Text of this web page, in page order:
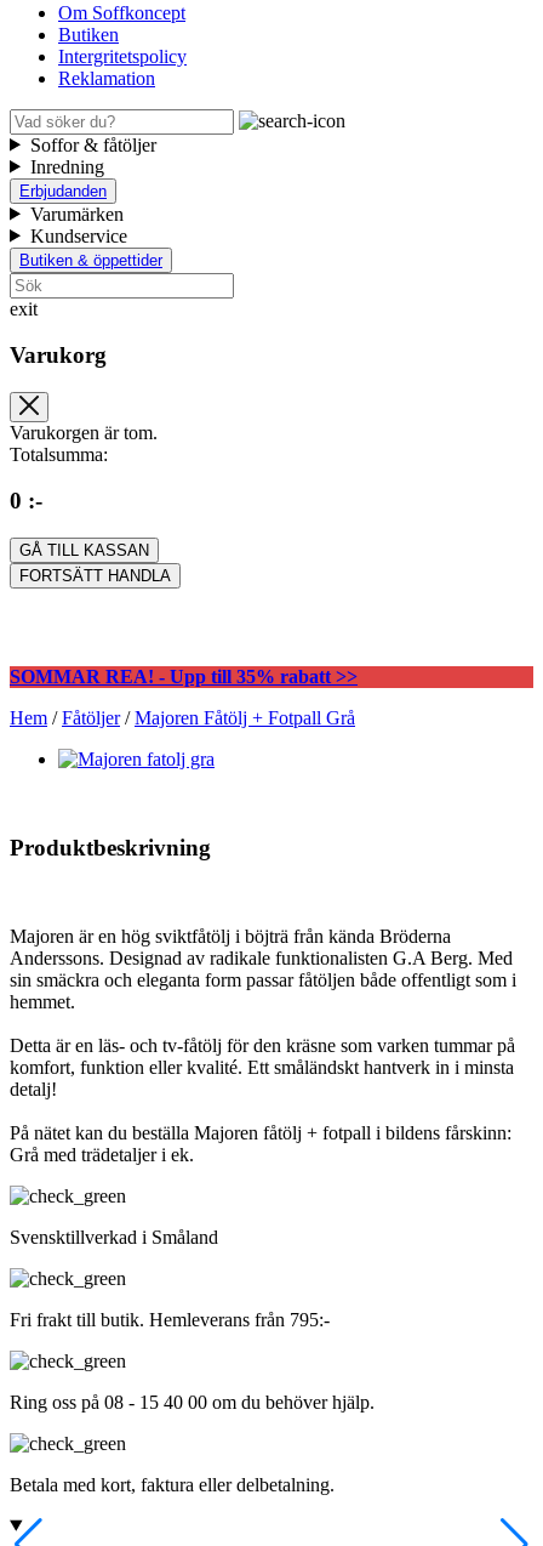
Om Soffkoncept
Butiken
Intergritetspolicy
Reklamation
Soffor & fåtöljer
Inredning
Erbjudanden
Varumärken
Kundservice
Butiken & öppettider
exit
Varukorg
Varukorgen är tom.
Totalsumma:
0 :-
GÅ TILL KASSAN
FORTSÄTT HANDLA
SOMMAR REA! - Upp till 35% rabatt >>
Hem / Fåtöljer / Majoren Fåtölj + Fotpall Grå
Produktbeskrivning
Majoren är en hög sviktfåtölj i böjträ från kända Bröderna
Anderssons. Designad av radikale funktionalisten G.A Berg. Med
sin smäckra och eleganta form passar fåtöljen både offentligt som i
hemmet.
Detta är en läs- och tv-fåtölj för den kräsne som varken tummar på
komfort, funktion eller kvalité. Ett småländskt hantverk in i minsta
detalj!
På nätet kan du beställa Majoren fåtölj + fotpall i bildens fårskinn:
Grå med trädetaljer i ek.
Svensktillverkad i Småland
Fri frakt till butik. Hemleverans från 795:-
Ring oss på 08 - 15 40 00 om du behöver hjälp.
Betala med kort, faktura eller delbetalning.